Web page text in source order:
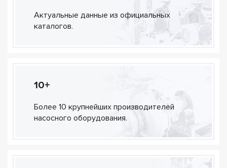
Актуальные данные из официальных
каталогов.
10+
Более 10 крупнейших производителей
насосного оборудования.